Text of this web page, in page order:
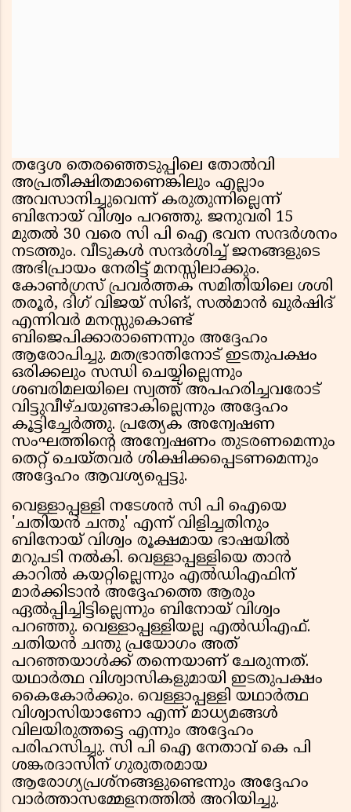
തദ്ദേശ തെരഞ്ഞെടുപ്പിലെ തോൽവി
അപ്രതീക്ഷിതമാണെങ്കിലും എല്ലാം
അവസാനിച്ചുവെന്ന് കരുതുന്നില്ലെന്ന്
ബിനോയ് വിശ്വം പറഞ്ഞു. ജനുവരി 15
മുതൽ 30 വരെ സി പി ഐ ഭവന സന്ദർശനം
നടത്തും. വീടുകൾ സന്ദർശിച്ച് ജനങ്ങളുടെ
അഭിപ്രായം നേരിട്ട് മനസ്സിലാക്കും.
കോൺഗ്രസ് പ്രവർത്തക സമിതിയിലെ ശശി
തരൂർ, ദിഗ് വിജയ് സിങ്, സൽമാൻ ഖുർഷിദ്
എന്നിവർ മനസ്സുകൊണ്ട്
ബിജെപിക്കാരാണെന്നും അദ്ദേഹം
ആരോപിച്ചു. മതഭ്രാന്തിനോട് ഇടതുപക്ഷം
ഒരിക്കലും സന്ധി ചെയ്യില്ലെന്നും
ശബരിമലയിലെ സ്വത്ത് അപഹരിച്ചവരോട്
വിട്ടുവീഴ്ചയുണ്ടാകില്ലെന്നും അദ്ദേഹം
കൂട്ടിച്ചേർത്തു. പ്രത്യേക അന്വേഷണ
സംഘത്തിന്റെ അന്വേഷണം തുടരണമെന്നും
തെറ്റ് ചെയ്തവർ ശിക്ഷിക്കപ്പെടണമെന്നും
അദ്ദേഹം ആവശ്യപ്പെട്ടു.
വെള്ളാപ്പള്ളി നടേശൻ സി പി ഐയെ
'ചതിയൻ ചന്തു' എന്ന് വിളിച്ചതിനും
ബിനോയ് വിശ്വം രൂക്ഷമായ ഭാഷയിൽ
മറുപടി നൽകി. വെള്ളാപ്പള്ളിയെ താൻ
കാറിൽ കയറ്റില്ലെന്നും എൽഡിഎഫിന്
മാർക്കിടാൻ അദ്ദേഹത്തെ ആരും
ഏൽപ്പിച്ചിട്ടില്ലെന്നും ബിനോയ് വിശ്വം
പറഞ്ഞു. വെള്ളാപ്പള്ളിയല്ല എൽഡിഎഫ്.
ചതിയൻ ചന്തു പ്രയോഗം അത്
പറഞ്ഞയാൾക്ക് തന്നെയാണ് ചേരുന്നത്.
യഥാർത്ഥ വിശ്വാസികളുമായി ഇടതുപക്ഷം
കൈകോർക്കും. വെള്ളാപ്പള്ളി യഥാർത്ഥ
വിശ്വാസിയാണോ എന്ന് മാധ്യമങ്ങൾ
വിലയിരുത്തട്ടെ എന്നും അദ്ദേഹം
പരിഹസിച്ചു. സി പി ഐ നേതാവ് കെ പി
ശങ്കരദാസിന് ഗുരുതരമായ
ആരോഗ്യപ്രശ്നങ്ങളുണ്ടെന്നും അദ്ദേഹം
വാർത്താസമ്മേളനത്തിൽ അറിയിച്ചു.